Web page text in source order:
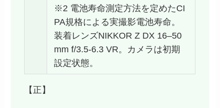
※2 電池寿命測定方法を定めたCI
PA規格による実撮影電池寿命。
装着レンズNIKKOR Z DX 16–50
mm f/3.5-6.3 VR。カメラは初期
設定状態。
【正】